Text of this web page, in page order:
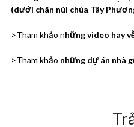
(dưới chân núi chùa Tây
>Tham khảo những video hay
>Tham khảo những dự án nhà